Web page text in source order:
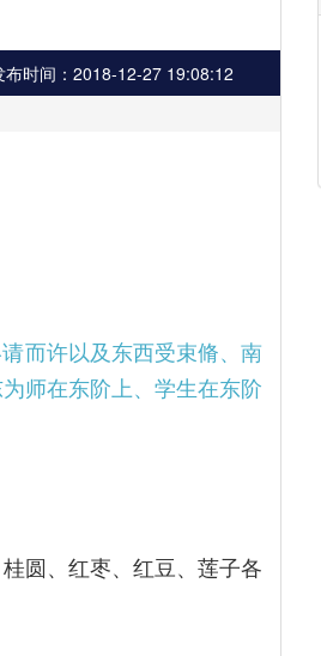
布时间：2018-12-27 19:08:12
而许以及东西受束脩、南
师在东阶上、学生在东阶
圆、红枣、红豆、莲子各